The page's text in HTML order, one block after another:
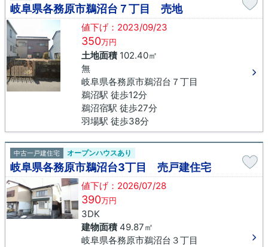
岐阜県各務原市鵜沼台７丁目 売地
値下げ：2023/09/23
350万円
土地面積102.40㎡
無
岐阜県各務原市鵜沼台７丁目
鵜沼駅 徒歩12分
鵜沼宿駅 徒歩27分
羽場駅 徒歩38分
中古一戸建住宅 オープンハウスあり
岐阜県各務原市鵜沼台3丁目 売戸建住宅
値下げ：2026/07/28
390万円
3DK
建物面積49.87㎡
岐阜県各務原市鵜沼台３丁目